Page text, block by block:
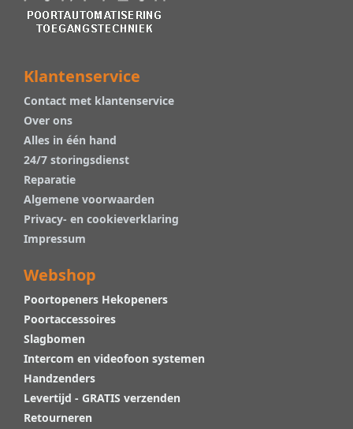
Klantenservice
Contact met klantenservice
Over ons
Alles in één hand
24/7 storingsdienst
Reparatie
Algemene voorwaarden
Privacy- en cookieverklaring
Impressum
Webshop
Poortopeners Hekopeners
Poortaccessoires
Slagbomen
Intercom en videofoon systemen
Handzenders
Levertijd - GRATIS verzenden
Retourneren